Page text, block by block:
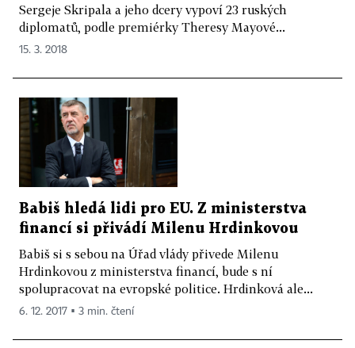
Sergeje Skripala a jeho dcery vypoví 23 ruských
diplomatů, podle premiérky Theresy Mayové...
15. 3. 2018
Babiš hledá lidi pro EU. Z ministerstva
financí si přivádí Milenu Hrdinkovou
Babiš si s sebou na Úřad vlády přivede Milenu
Hrdinkovou z ministerstva financí, bude s ní
spolupracovat na evropské politice. Hrdinková ale...
6. 12. 2017 ▪ 3 min. čtení